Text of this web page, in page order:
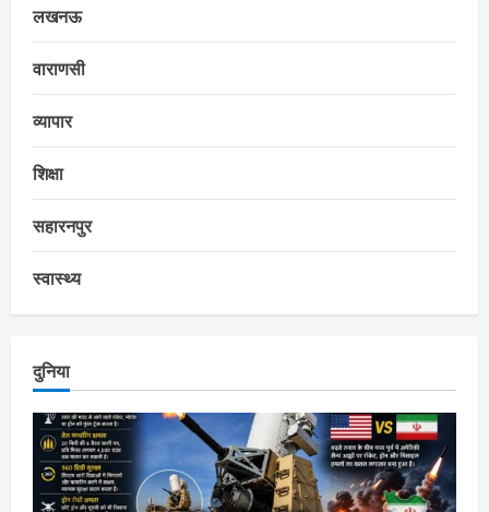
लखनऊ
वाराणसी
व्यापार
शिक्षा
सहारनपुर
स्वास्थ्य
दुनिया